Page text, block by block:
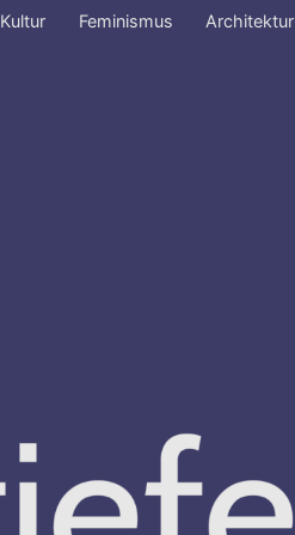
Kultur Feminismus Architektur